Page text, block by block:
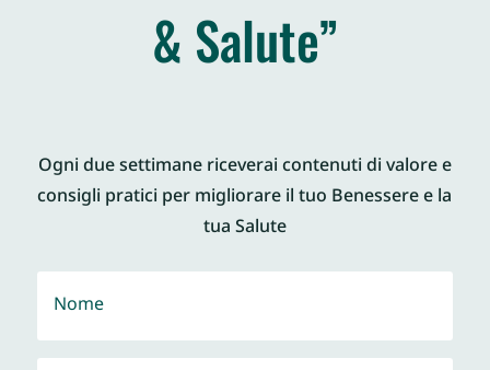
& Salute”
Ogni due settimane riceverai contenuti di valore e
consigli pratici per migliorare il tuo Benessere e la
tua Salute